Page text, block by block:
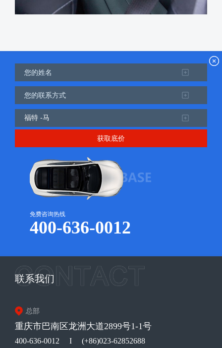
获取底价
免费咨询热线
400-636-0012
联系我们
总部
重庆市巴南区龙洲大道2899号1-1号
400-636-0012 I (+86)023-62852688